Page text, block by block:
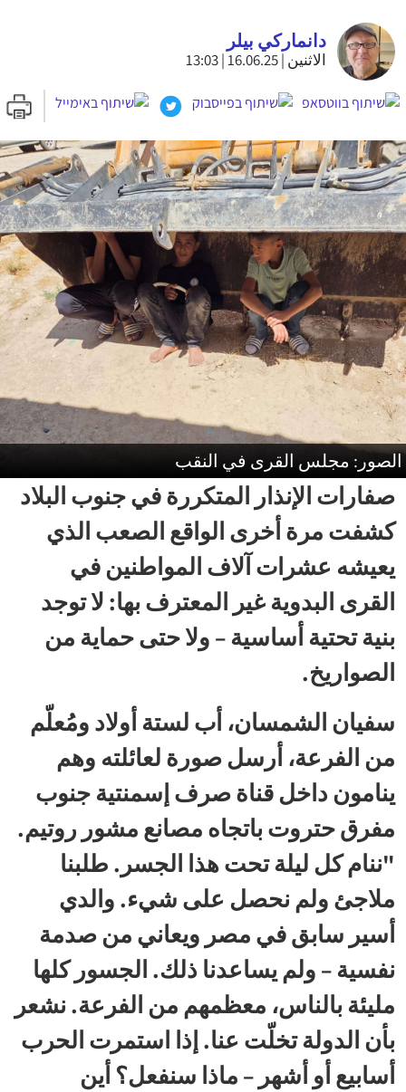
دانماركي بيلر
الاثنين | 16.06.25 | 13:03
الصور: مجلس القرى في النقب
صفارات الإنذار المتكررة في جنوب البلاد
كشفت مرة أخرى الواقع الصعب الذي
يعيشه عشرات آلاف المواطنين في
القرى البدوية غير المعترف بها: لا توجد
بنية تحتية أساسية – ولا حتى حماية من
الصواريخ.
سفيان الشمسان، أب لستة أولاد ومُعلّم
من الفرعة، أرسل صورة لعائلته وهم
ينامون داخل قناة صرف إسمنتية جنوب
مفرق حتروت باتجاه مصانع مشور روتيم.
"ننام كل ليلة تحت هذا الجسر. طلبنا
ملاجئ ولم نحصل على شيء. والدي
أسير سابق في مصر ويعاني من صدمة
نفسية – ولم يساعدنا ذلك. الجسور كلها
مليئة بالناس، معظمهم من الفرعة. نشعر
بأن الدولة تخلّت عنا. إذا استمرت الحرب
أسابيع أو أشهر – ماذا سنفعل؟ أين